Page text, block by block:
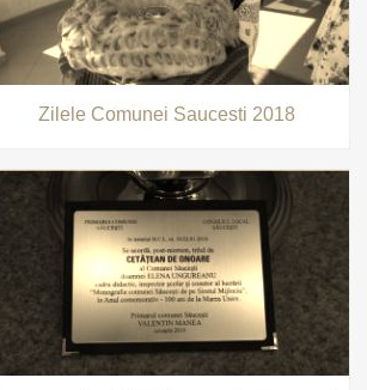
Zilele Comunei Saucesti 2018